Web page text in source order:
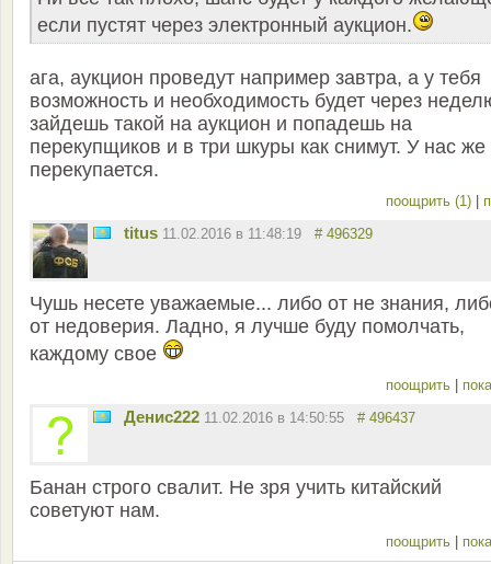
если пустят через электронный аукцион.
ага, аукцион проведут например завтра, а у тебя
возможность и необходимость будет через
зайдешь такой на аукцион и попадешь на
перекупщиков и в три шкуры как снимут. У нас же
перекупается.
поощрить (1) |
titus 11.02.2016 в 11:48:19 # 496329
Чушь несете уважаемые... либо от не знания,
от недоверия. Ладно, я лучше буду помолчать,
каждому свое
поощрить |
Денис222 11.02.2016 в 14:50:55 # 496437
Банан строго свалит. Не зря учить китайский
советуют нам.
поощрить |